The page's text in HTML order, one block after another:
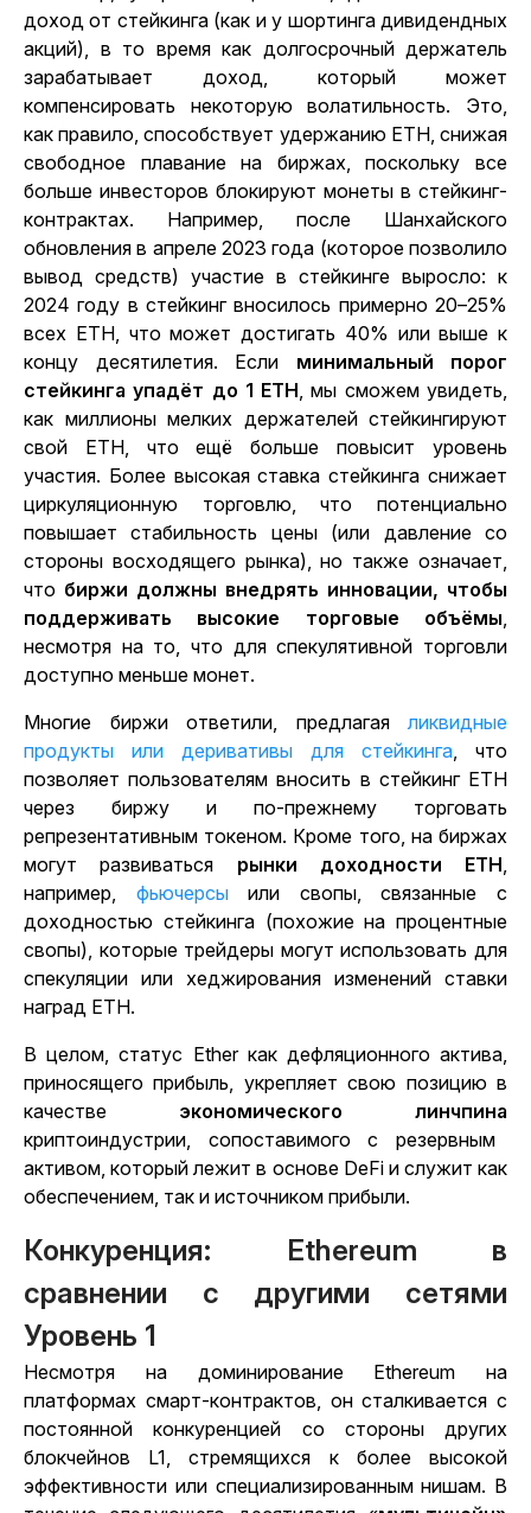
доход от стейкинга (как и у шортинга дивидендных
акций), в то время как долгосрочный держатель
зарабатывает доход, который может
компенсировать некоторую волатильность. Это,
как правило, способствует удержанию ETH, снижая
свободное плавание на биржах, поскольку все
больше инвесторов блокируют монеты в стейкинг-
контрактах. Например, после Шанхайского
обновления в апреле 2023года (которое позволило
вывод средств) участие в стейкинге выросло: к
2024 году в стейкинг вносилось примерно 20–25%
всех ETH, что может достигать 40% или выше к
концу десятилетия. Если минимальный порог
стейкинга упадёт до 1 ETH, мы сможем увидеть,
как миллионы мелких держателей стейкингируют
свой ETH, что ещё больше повысит уровень
участия. Более высокая ставка стейкинга снижает
циркуляционную торговлю, что потенциально
повышает стабильность цены (или давление со
стороны восходящего рынка), но также означает,
что биржи должны внедрять инновации, чтобы
поддерживать высокие торговые объёмы,
несмотря на то, что для спекулятивной торговли
доступно меньше монет.
Многие биржи ответили, предлагаяликвидные
продукты или деривативы для стейкинга, что
позволяет пользователям вносить в стейкинг ETH
через биржу и по-прежнему торговать
репрезентативным токеном. Кроме того, на биржах
могутразвиваться рынки доходности ETH,
например, фьючерсыили свопы, связанные с
доходностью стейкинга (похожие на процентные
свопы), которые трейдеры могут использовать для
спекуляции или хеджирования изменений ставки
наград ETH.
В целом, статус Ether как дефляционного актива,
приносящего прибыль, укрепляет свою позицию в
качестве экономического линчпина
криптоиндустрии, сопоставимого с резервным
активом, который лежит в основе DeFi и служит как
обеспечением, так и источником прибыли.
Конкуренция: Ethereum в
сравнении с другими сетями
Уровень 1
Несмотря на доминирование Ethereum на
платформах смарт-контрактов, он сталкивается с
постоянной конкуренцией со стороны других
блокчейнов L1, стремящихся к более высокой
эффективности или специализированным нишам. В